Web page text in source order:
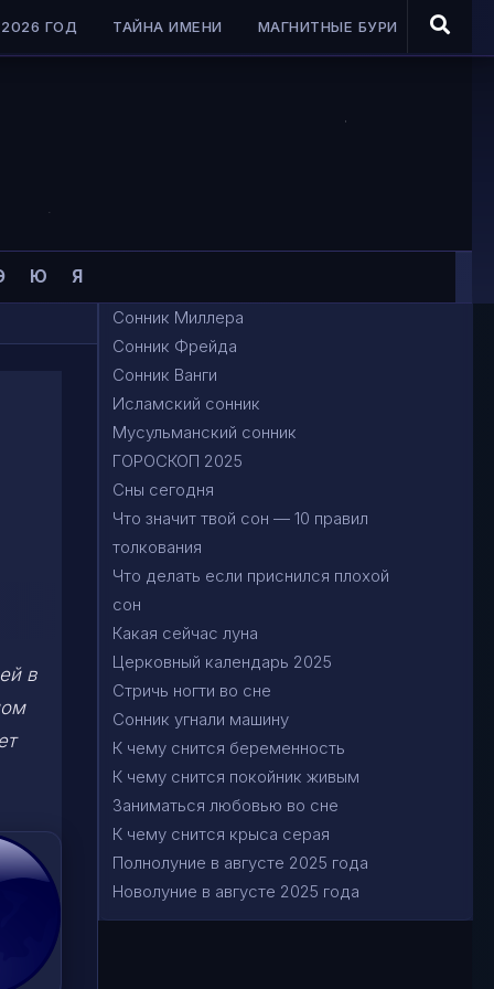
ГОД ТАЙНА ИМЕНИ МАГНИТНЫЕ БУРИ
Ю Я
в
Сонник Миллера
Сонник Фрейда
Сонник Ванги
Исламский сонник
Мусульманский сонник
ГОРОСКОП 2025
Сны сегодня
Что значит твой сон — 10 правил
толкования
Что делать если приснился плохой
сон
Какая сейчас луна
Церковный календарь 2025
Стричь ногти во сне
Сонник угнали машину
К чему снится беременность
К чему снится покойник живым
Заниматься любовью во сне
К чему снится крыса серая
Полнолуние в августе 2025 года
Новолуние в августе 2025 года